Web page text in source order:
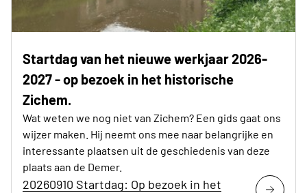
Startdag van het nieuwe werkjaar 2026-
2027 - op bezoek in het historische
Zichem.
Wat weten we nog niet van Zichem? Een gids gaat ons
wijzer maken. Hij neemt ons mee naar belangrijke en
interessante plaatsen uit de geschiedenis van deze
plaats aan de Demer.
20260910 Startdag: Op bezoek in het